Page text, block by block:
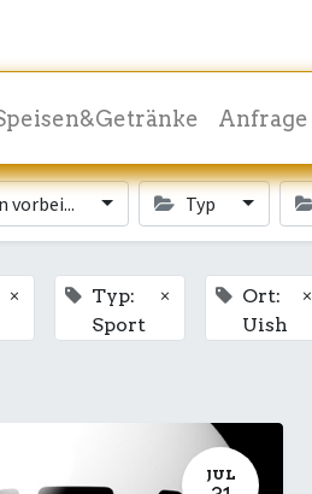
Anfrage
vorbei... Typ
×
Typ:
Sport
×
Ort:
Uish
×
JUL